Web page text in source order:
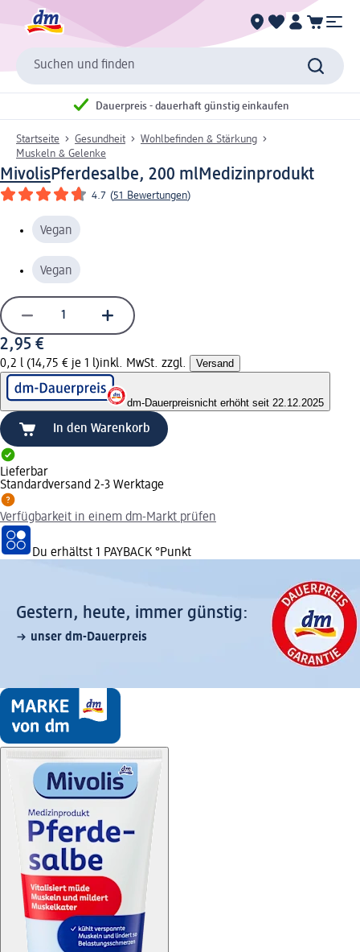
Suchen und finden
Dauerpreis - dauerhaft günstig einkaufen
Startseite Gesundheit
Wohlbefinden & Stärkung
Muskeln & Gelenke
MivolisPferdesalbe, 200 mlMedizinprodukt
4.7 (51 Bewertungen)
Vegan
Vegan
2,95 €
0,2 l (14,75 € je 1 l)inkl. MwSt. zzgl. Versand
dm-Dauerpreisnicht erhöht seit 22.12.2025
In den Warenkorb
Lieferbar
Standardversand 2-3 Werktage
Verfügbarkeit in einem dm-Markt prüfen
Du erhältst 1 PAYBACK °Punkt
Gestern, heute, immer günstig:
unser dm-Dauerpreis